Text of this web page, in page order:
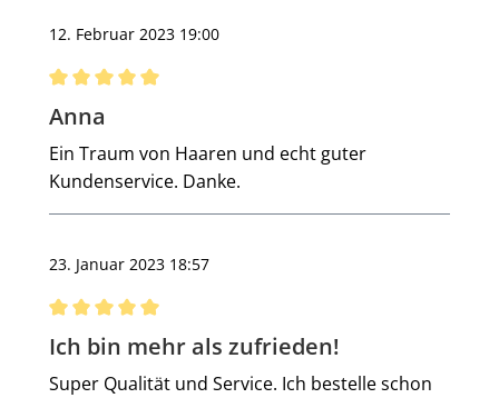
12. Februar 2023 19:00
Bewertung mit 5 von 5 Sternen
Anna
Ein Traum von Haaren und echt guter
Kundenservice. Danke.
23. Januar 2023 18:57
Bewertung mit 5 von 5 Sternen
Ich bin mehr als zufrieden!
Super Qualität und Service. Ich bestelle schon